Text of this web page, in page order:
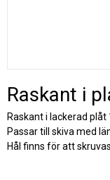
Raskant i
Raskant i lackerad plåt
Passar till skiva med
Hål finns för att